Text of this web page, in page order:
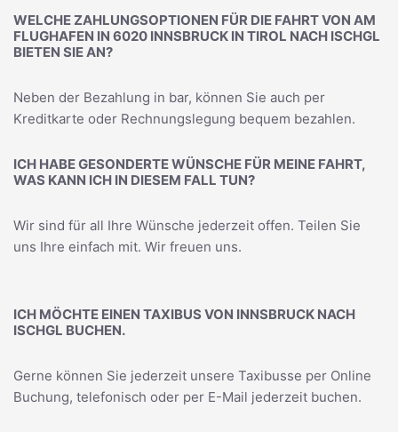
WELCHE ZAHLUNGSOPTIONEN FÜR DIE FAHRT VON AM
FLUGHAFEN IN 6020 INNSBRUCK IN TIROL NACH ISCHGL
BIETEN SIE AN?
Neben der Bezahlung in bar, können Sie auch per
Kreditkarte oder Rechnungslegung bequem bezahlen.
ICH HABE GESONDERTE WÜNSCHE FÜR MEINE FAHRT,
WAS KANN ICH IN DIESEM FALL TUN?
Wir sind für all Ihre Wünsche jederzeit offen. Teilen Sie
uns Ihre einfach mit. Wir freuen uns.
ICH MÖCHTE EINEN TAXIBUS VON INNSBRUCK NACH
ISCHGL BUCHEN.
Gerne können Sie jederzeit unsere Taxibusse per Online
Buchung, telefonisch oder per E-Mail jederzeit buchen.